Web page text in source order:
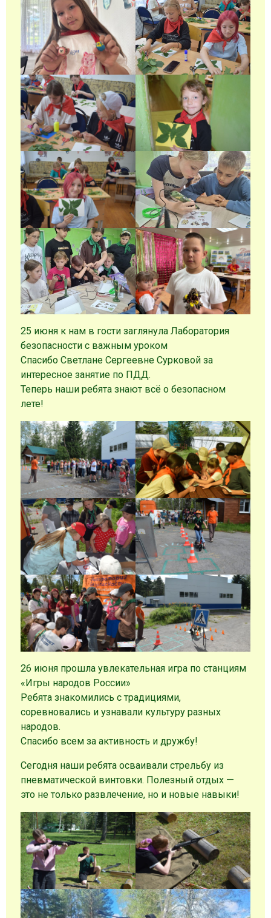
25 июня к нам в гости заглянула Лаборатория
безопасности с важным уроком
Спасибо Светлане Сергеевне Сурковой за
интересное занятие по ПДД.
Теперь наши ребята знают всё о безопасном
лете!
26 июня прошла увлекательная игра по станциям
«Игры народов России»
Ребята знакомились с традициями,
соревновались и узнавали культуру разных
народов.
Спасибо всем за активность и дружбу!
Сегодня наши ребята осваивали стрельбу из
пневматической винтовки. Полезный отдых —
это не только развлечение, но и новые навыки!